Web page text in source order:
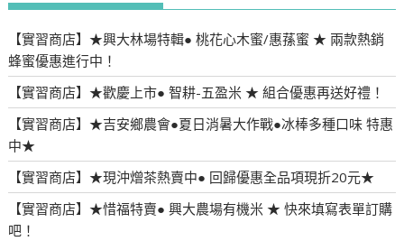
【實習商店】★興大林場特輯● 桃花心木蜜/惠蓀蜜 ★ 兩款熱銷
蜂蜜優惠進行中！
【實習商店】★歡慶上市● 智耕-五盈米 ★ 組合優惠再送好禮！
【實習商店】★吉安鄉農會●夏日消暑大作戰●冰棒多種口味 特惠
中★
【實習商店】★現沖熷茶熱賣中● 回歸優惠全品項現折20元★
【實習商店】★惜福特賣● 興大農場有機米 ★ 快來填寫表單訂購
吧！